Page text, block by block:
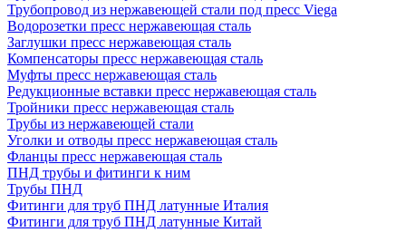
Трубопровод из нержавеющей стали под пресс Viega
Водорозетки пресс нержавеющая сталь
Заглушки пресс нержавеющая сталь
Компенсаторы пресс нержавеющая сталь
Муфты пресс нержавеющая сталь
Редукционные вставки пресс нержавеющая сталь
Тройники пресс нержавеющая сталь
Трубы из нержавеющей стали
Уголки и отводы пресс нержавеющая сталь
Фланцы пресс нержавеющая сталь
ПНД трубы и фитинги к ним
Трубы ПНД
Фитинги для труб ПНД латунные Италия
Фитинги для труб ПНД латунные Китай